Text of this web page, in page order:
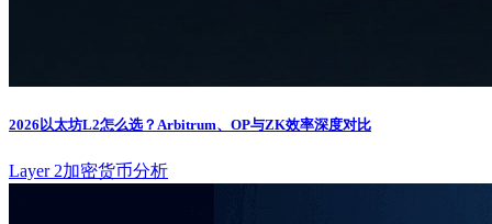
2026以太坊L2怎么选？Arbitrum、OP与ZK效率深度对比
Layer 2加密货币分析